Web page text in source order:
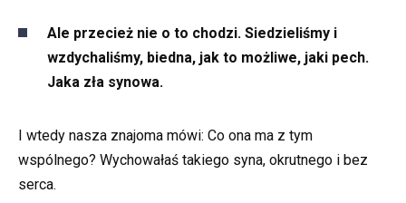
Ale przecież nie o to chodzi. Siedzieliśmy i
wzdychaliśmy, biedna, jak to możliwe, jaki pech.
Jaka zła synowa.
I wtedy nasza znajoma mówi: Co ona ma z tym
wspólnego? Wychowałaś takiego syna, okrutnego i bez
serca.